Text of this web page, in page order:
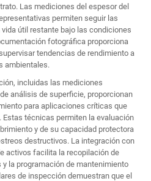
Las mediciones del espesor del
permiten seguir las
útil restante bajo las condiciones
fotográfica proporciona
tendencias de rendimiento a
ambientales.
incluidas las mediciones
análisis de superficie, proporcionan
para aplicaciones críticas que
Estas técnicas permiten la evaluación
y de su capacidad protectora
destructivos. La integración con
activos facilita la recopilación de
la programación de mantenimiento
de inspección demuestran que el